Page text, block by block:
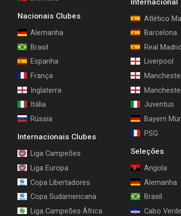
Nacionais Clubes
Alemanha
Brasil
Espanha
França
Inglaterra
Itália
Rússia
Internacionais Clubes
Liga Campeões
Liga Europa
Copa Libertadores
Copa Sudamericana
Liga Campeões África
Atlético
Barcelona
Real Madrid
Liverpool
Juventus
Bayern
PSG
Seleções
Angola
Alemanha
Brasil
Cabo Verde